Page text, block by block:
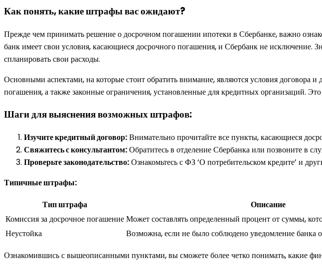
Как понять, какие штрафы вас ожидают?
Прежде чем принимать решение о досрочном погашении ипотеки в Сбербанке, важно
банк имеет свои условия, касающиеся досрочного погашения, и Сбербанк не
спланировать свои расходы.
Основными аспектами, на которые стоит обратить внимание, являются условия договора
погашения, а также законные ограничения, установленные для кредитных организаций.
Шаги для выяснения возможных штрафов:
Изучите кредитный договор:Внимательно прочитайте все пункты, касающиеся
Свяжитесь с консультантом:Обратитесь в отделение Сбербанка или позвоните в
Проверьте законодательство:Ознакомьтесь с ФЗ ‘О потребительском кредите’ и
Типичные штрафы:
Тип штрафа
Описание
Комиссия за досрочное погашениеМожет составлять определенный процент от суммы,
Неустойка
Возможна, если не было соблюдено уведомление банка
Ознакомившись с вышеописанными пунктами, вы сможете более четко понимать, какие